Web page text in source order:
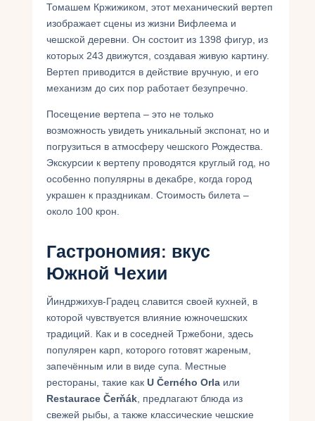
Томашем Кржижиком, этот механический вертеп
изображает сцены из жизни Вифлеема и
чешской деревни. Он состоит из 1398 фигур, из
которых 243 движутся, создавая живую картину.
Вертеп приводится в действие вручную, и его
механизм до сих пор работает безупречно.
Посещение вертепа – это не только
возможность увидеть уникальный экспонат, но и
погрузиться в атмосферу чешского Рождества.
Экскурсии к вертепу проводятся круглый год, но
особенно популярны в декабре, когда город
украшен к праздникам. Стоимость билета –
около 100 крон.
Гастрономия: вкус
Южной Чехии
Йиндржихув-Градец славится своей кухней, в
которой чувствуется влияние южночешских
традиций. Как и в соседней Тржебони, здесь
популярен карп, которого готовят жареным,
запечённым или в виде супа. Местные
рестораны, такие какU Černého Orla или
Restaurace Čerňák , предлагают блюда из
свежей рыбы, а также классические чешские